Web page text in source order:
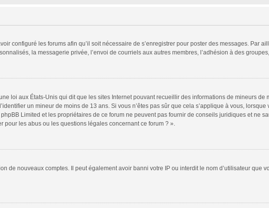
configuré les forums afin qu’il soit nécessaire de s’enregistrer pour poster des messages. Par
la messagerie privée, l’envoi de courriels aux autres membres, l’adhésion à des
loi aux États-Unis qui dit que les sites Internet pouvant recueillir des informations de mineurs
un mineur de moins de 13 ans. Si vous n’êtes pas sûr que cela s’applique à vous,
Limited et les propriétaires de ce forum ne peuvent pas fournir de conseils juridiques et ne
pour les abus ou les questions légales concernant ce forum ? ».
de nouveaux comptes. Il peut également avoir banni votre IP ou interdit le nom d’utilisateur que